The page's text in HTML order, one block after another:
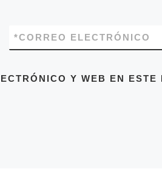
CORREO ELECTRÓNICO
*
Y WEB EN